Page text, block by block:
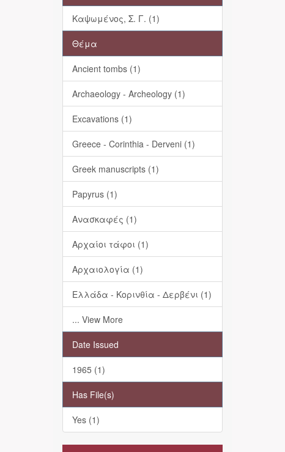
Καψωμένος, Σ. Γ. (1)
Θέμα
Ancient tombs (1)
Archaeology - Archeology (1)
Excavations (1)
Greece - Corinthia - Derveni (1)
Greek manuscripts (1)
Papyrus (1)
Ανασκαφές (1)
Αρχαίοι τάφοι (1)
Αρχαιολογία (1)
Ελλάδα - Κορινθία - Δερβένι (1)
... View More
Date Issued
1965 (1)
Has File(s)
Yes (1)